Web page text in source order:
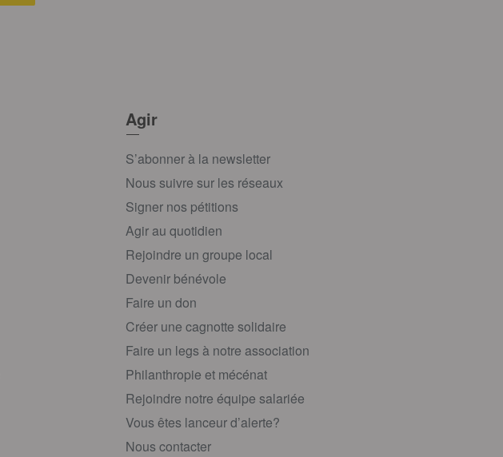
Agir
S’abonner à la newsletter
Nous suivre sur les réseaux
Signer nos pétitions
Agir au quotidien
Rejoindre un groupe local
Devenir bénévole
Faire un don
Créer une cagnotte solidaire
Faire un legs à notre association
Philanthropie et mécénat
Rejoindre notre équipe salariée
Vous êtes lanceur d’alerte?
Nous contacter